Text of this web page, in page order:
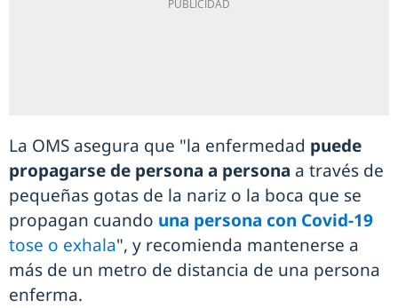
La OMS asegura que "la enfermedad puede
propagarse de persona a persona a través de
pequeñas gotas de la nariz o la boca que se
propagan cuando una persona con Covid-19
tose o exhala", y recomienda mantenerse a
más de un metro de distancia de una persona
enferma.